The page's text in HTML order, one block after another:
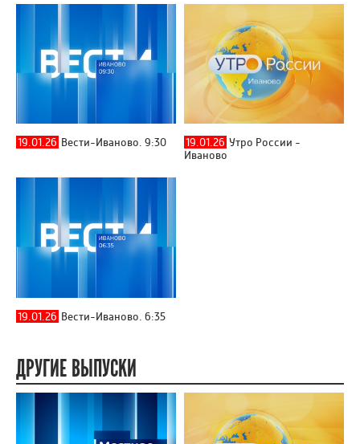
19.01.26 Вести-Иваново. 9:30 19.01.26 Утро России -
Иваново
19.01.26 Вести-Иваново. 6:35
ДРУГИЕ ВЫПУСКИ